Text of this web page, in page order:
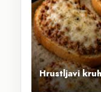
Hrustljavi